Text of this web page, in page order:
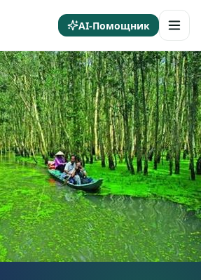
AI-Помощник